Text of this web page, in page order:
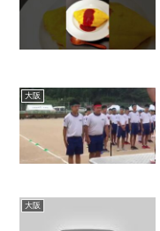
大阪
大阪